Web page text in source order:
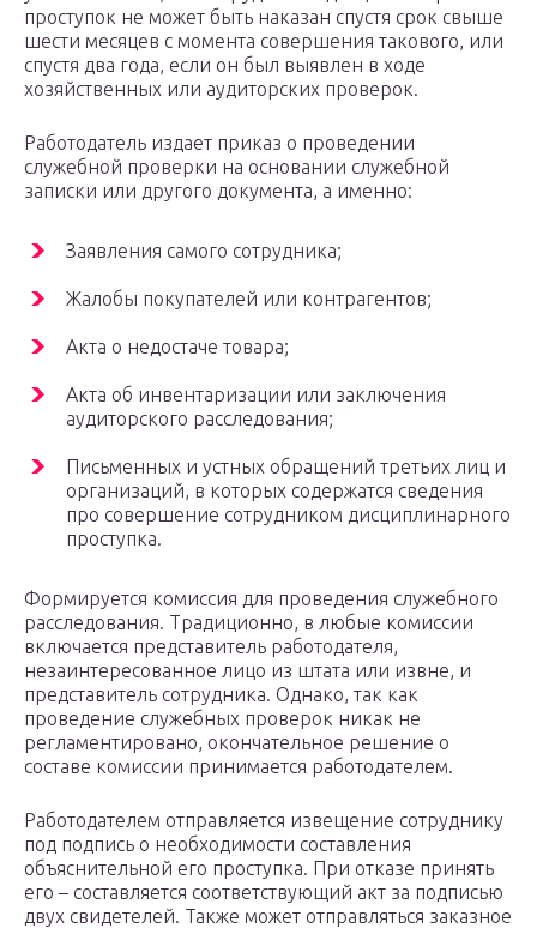
проступок не может быть наказан спустя срок свыше
шести месяцев с момента совершения такового, или
спустя два года, если он был выявлен в ходе
хозяйственных или аудиторских проверок.
Работодатель издает приказ о проведении
служебной проверки на основании служебной
записки или другого документа, а именно:
Заявления самого сотрудника;
Жалобы покупателей или контрагентов;
Акта о недостаче товара;
Акта об инвентаризации или заключения
аудиторского расследования;
Письменных и устных обращений третьих лиц и
организаций, в которых содержатся сведения
про совершение сотрудником дисциплинарного
проступка.
Формируется комиссия для проведения служебного
расследования. Традиционно, в любые комиссии
включается представитель работодателя,
незаинтересованное лицо из штата или извне, и
представитель сотрудника. Однако, так как
проведение служебных проверок никак не
регламентировано, окончательное решение о
составе комиссии принимается работодателем.
Работодателем отправляется извещение сотруднику
под подпись о необходимости составления
объяснительной его проступка. При отказе принять
его – составляется соответствующий акт за подписью
двух свидетелей. Также может отправляться заказное